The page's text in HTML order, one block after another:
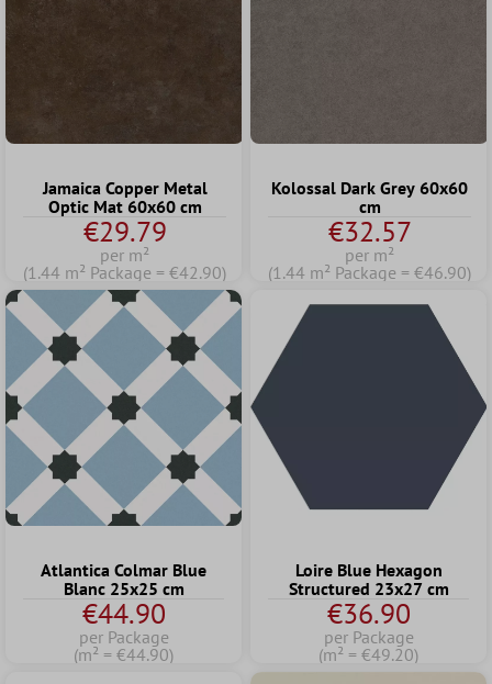
Jamaica Copper Metal
Optic Mat 60x60 cm
€29.79
per m²
(1.44 m² Package = €42.90)
Kolossal Dark Grey 60x60
cm
€32.57
per m²
(1.44 m² Package = €46.90)
Atlantica Colmar Blue
Blanc 25x25 cm
€44.90
per Package
(m² = €44.90)
Loire Blue Hexagon
Structured 23x27 cm
€36.90
per Package
(m² = €49.20)